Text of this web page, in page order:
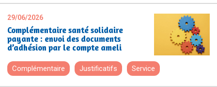
29/06/2026
Complémentaire santé solidaire
payante : envoi des documents
d’adhésion par le compte ameli
Complémentaire Justificatifs Service